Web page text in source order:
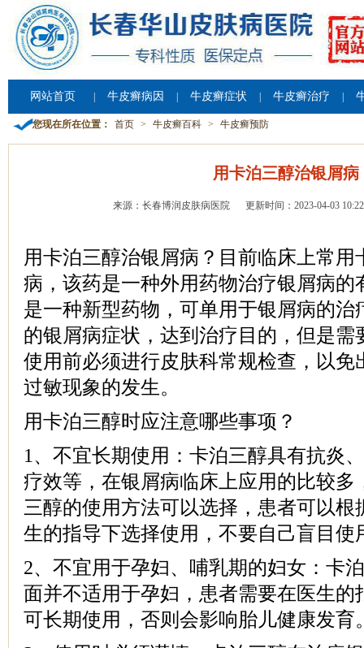
网站首页 牛皮癣病因 牛皮癣症状 牛皮癣治疗
您现在所在位置： 首页 > 牛皮癣百科 > 牛皮癣预防
用卡泊三醇治银屑病
来源：长春博润皮肤病医院 更新时间：2023-04-03
用卡泊三醇治银屑病？目前临床上常用
病，该药是一种外用药物治疗银屑病的
是一种新型药物，可单用于银屑病的治
的银屑病症状，达到治疗目的，但是需
使用前必须进行皮肤科常规检查，以免
过敏现象的发生。
用卡泊三醇时应注意哪些事项？
1、不宜长期使用：卡泊三醇具有抗炎
疗效等，在银屑病临床上应用的比较多
三醇的使用方法可以选择，患者可以根
生的指导下选择使用，不要自己盲目使
2、不宜用于孕妇、哺乳期的妇女：卡
面并不适用于孕妇，患者需要在医生的
可长期使用，否则会影响胎儿健康发育